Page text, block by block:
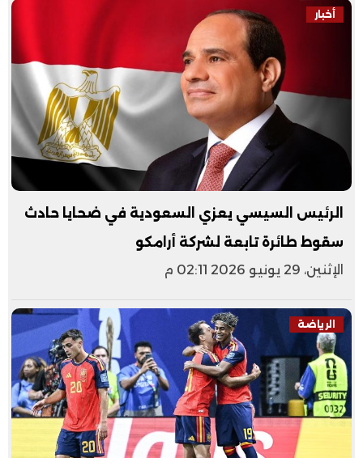
أخبار
الرئيس السيسي يعزي السعودية في ضحايا حادث
سقوط طائرة تابعة لشركة أرامكو
الإثنين، 29 يونيو 2026 02:11 م
الرياضة